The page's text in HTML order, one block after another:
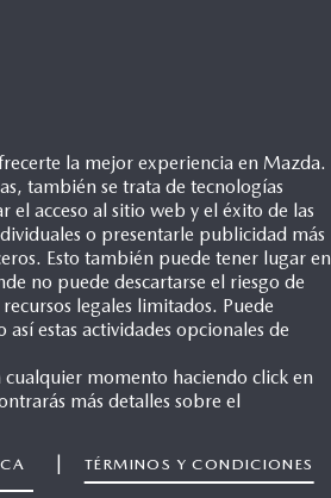
la mejor experiencia en Mazda.
también se trata de tecnologías
el acceso al sitio web y el éxito de las
o presentarle publicidad más
Esto también puede tener lugar en
no puede descartarse el riesgo de
legales limitados. Puede
estas actividades opcionales de
momento haciendo click en
más detalles sobre el
| TÉRMINOS Y CONDICIONES